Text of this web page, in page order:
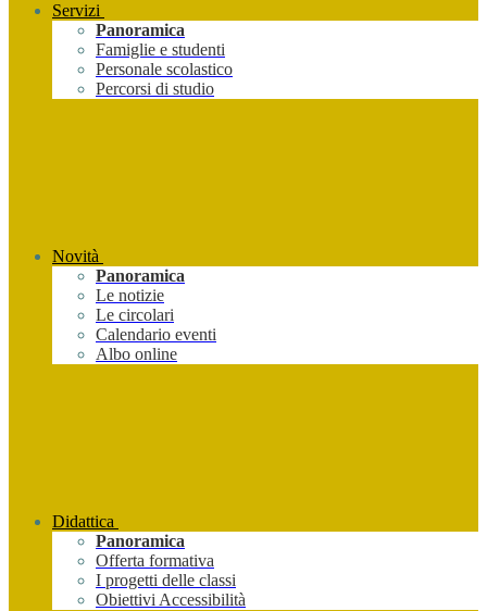
Servizi
Panoramica
Famiglie e studenti
Personale scolastico
Percorsi di studio
Novità
Panoramica
Le notizie
Le circolari
Calendario eventi
Albo online
Didattica
Panoramica
Offerta formativa
I progetti delle classi
Obiettivi Accessibilità